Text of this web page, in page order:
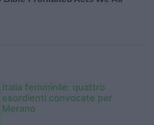
Italia femminile: quattro
esordienti convocate per
Merano